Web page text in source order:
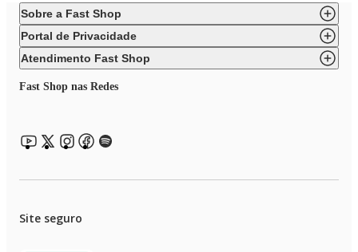
Sobre a Fast Shop
Portal de Privacidade
Atendimento Fast Shop
Fast Shop nas Redes
Site seguro